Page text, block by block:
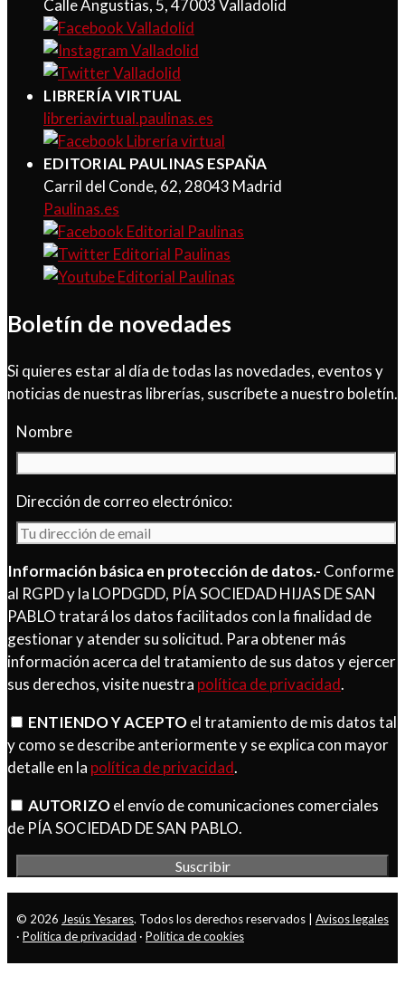
Calle Angustias, 5, 47003 Valladolid
LIBRERÍA VIRTUAL
libreriavirtual.paulinas.es
EDITORIAL PAULINAS ESPAÑA
Carril del Conde, 62, 28043 Madrid
Paulinas.es
Boletín de novedades
Si quieres estar al día de todas las novedades, eventos y
noticias de nuestras librerías, suscríbete a nuestro boletín.
Nombre
Dirección de correo electrónico:
Información básica en protección de datos.- Conforme
al RGPD y la LOPDGDD, PÍA SOCIEDAD HIJAS DE SAN
PABLO tratará los datos facilitados con la finalidad de
gestionar y atender su solicitud. Para obtener más
información acerca del tratamiento de sus datos y ejercer
sus derechos, visite nuestra política de privacidad.
ENTIENDO Y ACEPTOel tratamiento de mis datos tal
y como se describe anteriormente y se explica con mayor
detalle en la política de privacidad.
AUTORIZOel envío de comunicaciones comerciales
de PÍA SOCIEDAD DE SAN PABLO.
© 2026 Jesús Yesares. Todos los derechos reservados | Avisos legales
· Política de privacidad · Política de cookies